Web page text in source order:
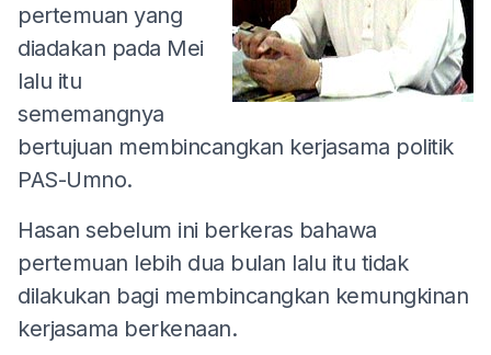
pertemuan yang
diadakan pada Mei
lalu itu
sememangnya
bertujuan membincangkan kerjasama politik
PAS-Umno.
Hasan sebelum ini berkeras bahawa
pertemuan lebih dua bulan lalu itu tidak
dilakukan bagi membincangkan kemungkinan
kerjasama berkenaan.